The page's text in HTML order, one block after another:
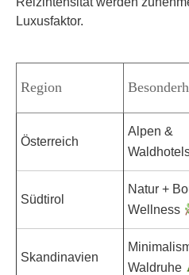
Luxusfaktor.
Region
Österreich
Alpen &
Südtirol
Natur +
Wellness
Skandinavien
Waldruhe